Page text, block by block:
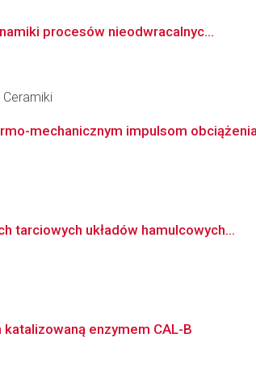
procesów nieodwracalnyc...
Ceramiki
mechanicznym impulsom
tarciowych układów hamulcowych...
enzymem CAL-B